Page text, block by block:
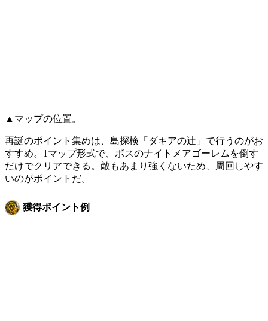
▲マップの位置。
再誕のポイント集めは、島探検「ダキアの辻」で行うのがお
すすめ。1マップ形式で、ボスのナイトメアゴーレムを倒す
だけでクリアできる。敵もあまり強くないため、周回しやす
いのがポイントだ。
獲得ポイント例